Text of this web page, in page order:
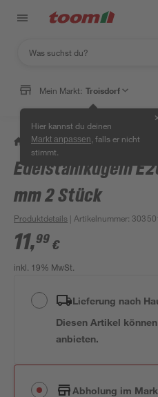
Mein Markt: Troisdorf
Hier kannst du deinen
Markt anpassen , falls er nicht
stimmt.
/ Bauen & Renovieren /
Edelstahlkugeln
mm 2 Stück
Produktdetails | Artikelnummer:
11,99 €
inkl. 19% MwSt.
Lieferung nach
Diesen Artikel
anbieten.
Abholung im